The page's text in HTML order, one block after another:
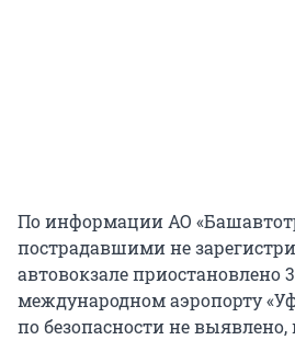
По информации АО
пострадавшими не
автовокзале приостановлено
международном аэропорту
по безопасности не